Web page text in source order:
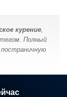
курение,
Полный